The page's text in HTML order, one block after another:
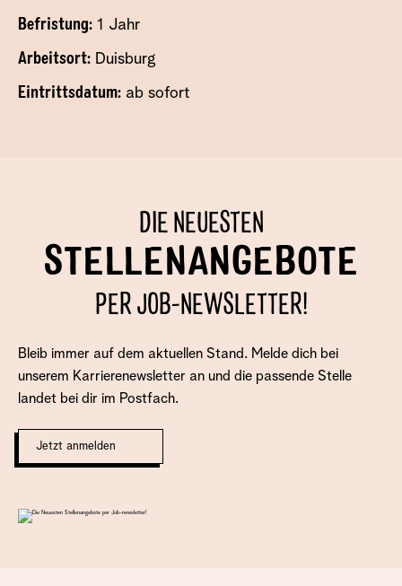
Befristung: 1 Jahr
Arbeitsort: Duisburg
Eintrittsdatum: ab sofort
DIE NEUESTEN
STELLENANGEBOTE
PER JOB-NEWSLETTER!
Bleib immer auf dem aktuellen Stand. Melde dich bei
unserem Karrierenewsletter an und die passende Stelle
landet bei dir im Postfach.
Jetzt anmelden